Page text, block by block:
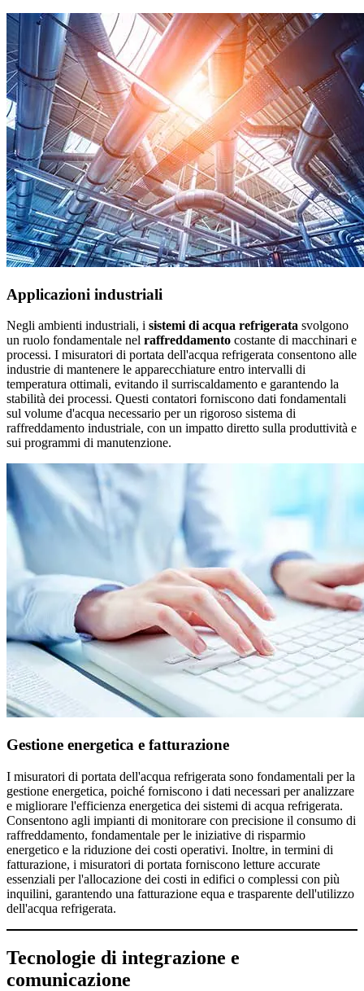
Applicazioni industriali
Negli ambienti industriali, i sistemi di acqua refrigerata svolgono
un ruolo fondamentale nel raffreddamento costante di macchinari e
processi. I misuratori di portata dell'acqua refrigerata consentono alle
industrie di mantenere le apparecchiature entro intervalli di
temperatura ottimali, evitando il surriscaldamento e garantendo la
stabilità dei processi. Questi contatori forniscono dati fondamentali
sul volume d'acqua necessario per un rigoroso sistema di
raffreddamento industriale, con un impatto diretto sulla produttività e
sui programmi di manutenzione.
Gestione energetica e fatturazione
I misuratori di portata dell'acqua refrigerata sono fondamentali per la
gestione energetica, poiché forniscono i dati necessari per analizzare
e migliorare l'efficienza energetica dei sistemi di acqua refrigerata.
Consentono agli impianti di monitorare con precisione il consumo di
raffreddamento, fondamentale per le iniziative di risparmio
energetico e la riduzione dei costi operativi. Inoltre, in termini di
fatturazione, i misuratori di portata forniscono letture accurate
essenziali per l'allocazione dei costi in edifici o complessi con più
inquilini, garantendo una fatturazione equa e trasparente dell'utilizzo
dell'acqua refrigerata.
Tecnologie di integrazione e
comunicazione